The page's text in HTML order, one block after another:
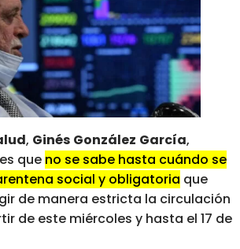
, Ginés González García,
que no se sabe hasta cuándo se
social y obligatoria que
de manera estricta la circulación
de este miércoles y hasta el 17 de